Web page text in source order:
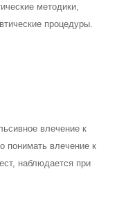
методики,
процедуры.
влечение к
понимать влечение к
наблюдается при